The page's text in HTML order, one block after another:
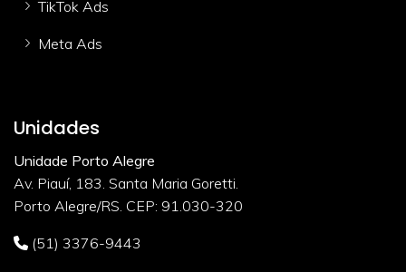
TikTok Ads
Meta Ads
Unidades
Unidade Porto Alegre
Av. Piauí, 183. Santa Maria Goretti.
Porto Alegre/RS. CEP: 91.030-320
(51) 3376-9443